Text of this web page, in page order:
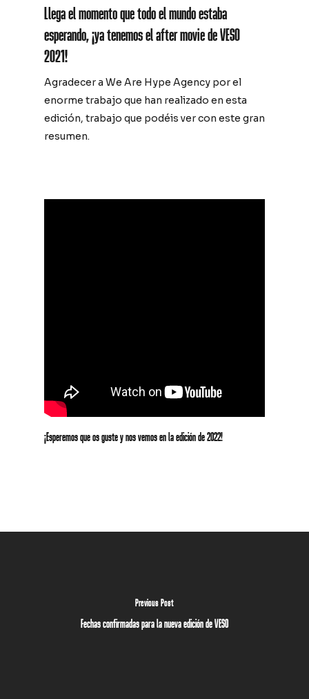
Llega el momento que todo el mundo estaba
esperando, ¡ya tenemos el after movie de VESO
2021!
Agradecer a We Are Hype Agency por el
enorme trabajo que han realizado en esta
edición, trabajo que podéis ver con este gran
resumen.
¡Esperemos que os guste y nos vemos en la edición de 2022!
Previous Post
Fechas confirmadas para la nueva edición de VESO